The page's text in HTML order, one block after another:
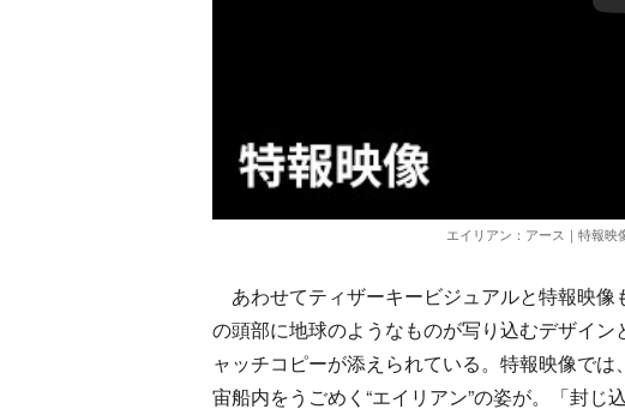
エイリアン：アース｜特報映
あわせてティザーキービジュアルと特報映
の頭部に地球のようなものが写り込むデザイ
ャッチコピーが添えられている。特報映像で
宙船内をうごめく“エイリアン”の姿が。「封